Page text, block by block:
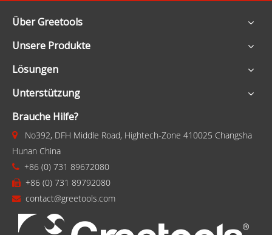
Über Greetools
Unsere Produkte
Lösungen
Unterstützung
Brauche Hilfe?
 No392, DFH Middle Road, Hightech-Zone 410025 Changsha
Hunan China
 +86 (0) 731 89672080
 +86 (0) 731 89792080
 contact@greetools.com